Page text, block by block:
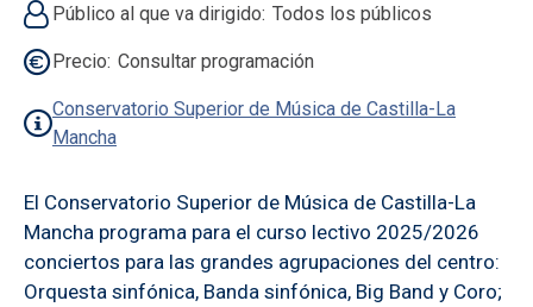
Público al que va dirigido Todos los públicos
Precio Consultar programación
Conservatorio Superior de Música de Castilla-La
Mancha
El Conservatorio Superior de Música de Castilla-La
Mancha programa para el curso lectivo 2025/2026
conciertos para las grandes agrupaciones del centro:
Orquesta sinfónica, Banda sinfónica, Big Band y Coro;